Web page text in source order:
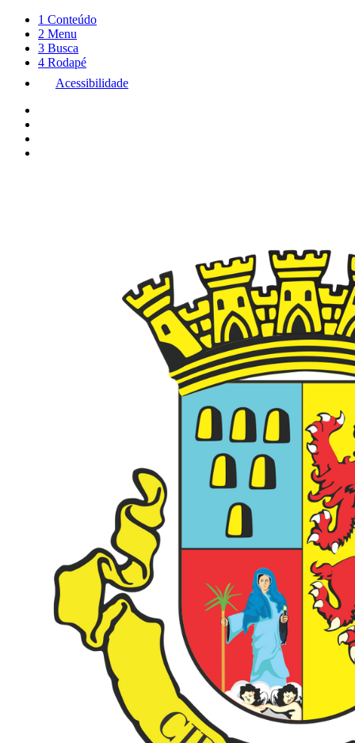
1 Conteúdo
2 Menu
3 Busca
4 Rodapé
Acessibilidade